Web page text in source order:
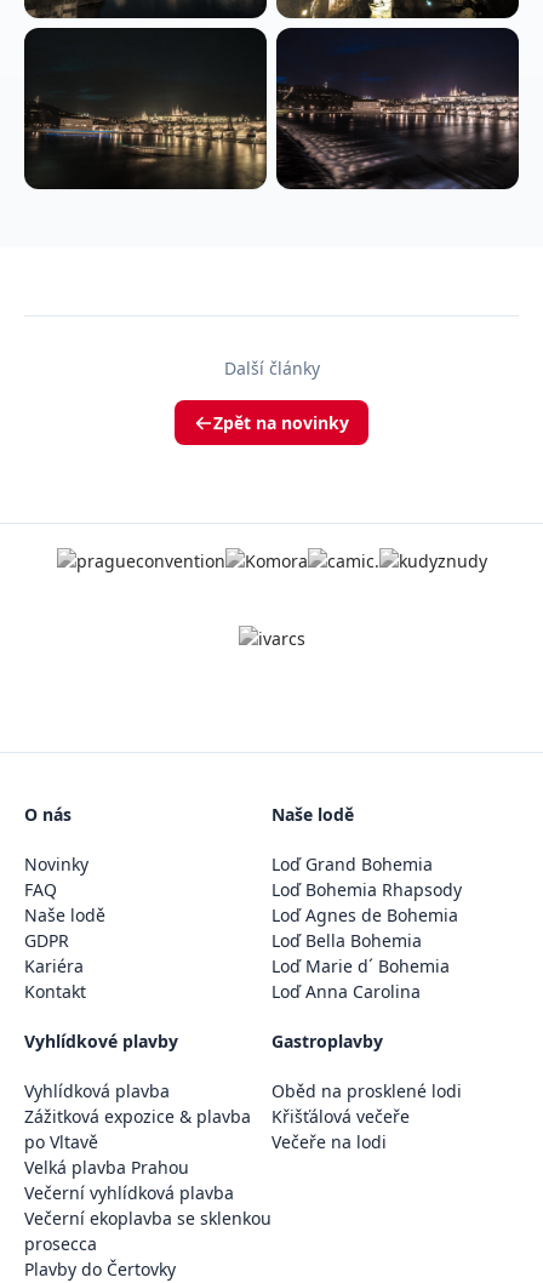
Další články
Zpět na novinky
O nás
Novinky
FAQ
Naše lodě
GDPR
Kariéra
Kontakt
Naše lodě
Loď Grand Bohemia
Loď Bohemia Rhapsody
Loď Agnes de Bohemia
Loď Bella Bohemia
Loď Marie d´ Bohemia
Loď Anna Carolina
Vyhlídkové plavby
Vyhlídková plavba
Zážitková expozice & plavba
po Vltavě
Velká plavba Prahou
Večerní vyhlídková plavba
Večerní ekoplavba se sklenkou
prosecca
Plavby do Čertovky
Gastroplavby
Oběd na prosklené lodi
Křišťálová večeře
Večeře na lodi